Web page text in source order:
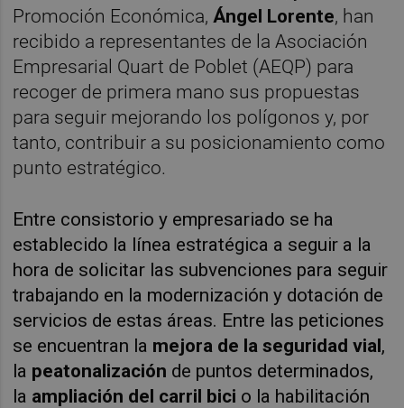
Promoción Económica, Ángel Lorente, han
recibido a representantes de la Asociación
Empresarial Quart de Poblet (AEQP) para
recoger de primera mano sus propuestas
para seguir mejorando los polígonos y, por
tanto, contribuir a su posicionamiento como
punto estratégico.
Entre consistorio y empresariado se ha
establecido la línea estratégica a seguir a la
hora de solicitar las subvenciones para seguir
trabajando en la modernización y dotación de
servicios de estas áreas. Entre las peticiones
se encuentran la mejora de la seguridad vial,
la peatonalización de puntos determinados,
la ampliación del carril bici o la habilitación